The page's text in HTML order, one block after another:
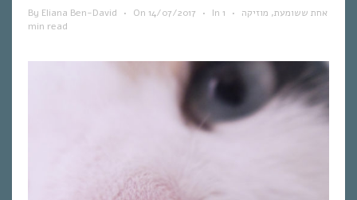
By Eliana Ben-David • On 14/07/2017 • In אחת ששומעת, מוזיקה •
1
min read